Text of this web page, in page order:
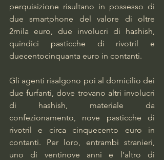
perquisizione risultano in possesso di
due smartphone del valore di oltre
2mila euro, due involucri di hashish,
quindici pasticche di rivotril e
duecentocinquanta euro in contanti.
Gli agenti risalgono poi al domicilio dei
due furfanti, dove trovano altri involucri
di hashish, materiale da
confezionamento, nove pasticche di
rivotril e circa cinquecento euro in
contanti. Per loro, entrambi stranieri,
uno di ventinove anni e l’altro di